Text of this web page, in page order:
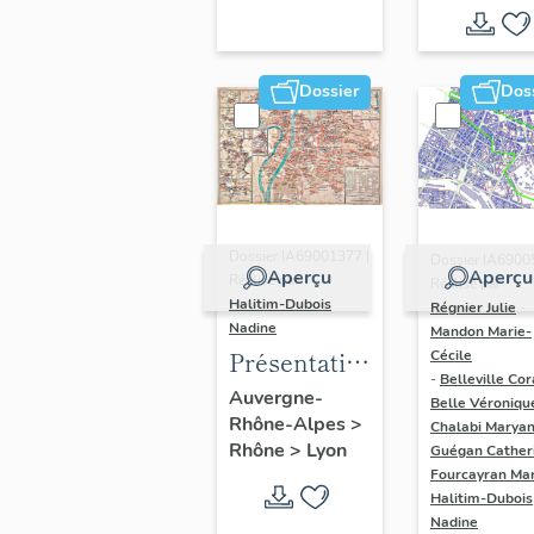
Auvergne-
Rhône-
Alpes
(DOSSIER
EN COURS)
Dossier
Aperçu
Réalisé par
Halitim-Dubois
Nadine
Présentation
et synthèse
du
patrimoine
industriel
Auvergne-
Rhône-Alpes>
Rhône > Lyon
Aperçu
Réalisé par
Régnier Julie
Mandon Marie-
Cécile
- Belleville
Belle
Chalabi
Guégan
Fourcayran
Halitim-Dubois
Nadine